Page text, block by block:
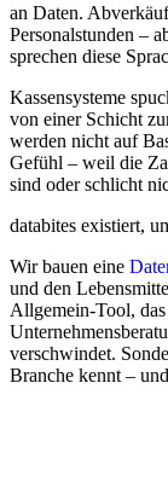
an Daten.
Personalstunden –
sprechen diese
Kassensysteme
von einer Schicht
werden nicht auf
Gefühl – weil die
sind oder schlicht
databites existiert,
Wir bauen eine
und den
Allgemein-Tool,
verschwindet.
Branche kennt –